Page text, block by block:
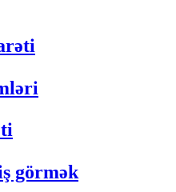
görmək